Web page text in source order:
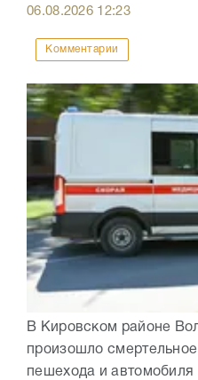
06.08.2026 12:23
Комментарии
В Кировском районе
произошло
пешехода и